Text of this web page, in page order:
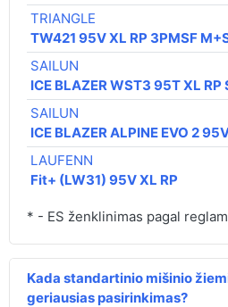
TRIANGLE
TW421 95V XL RP 3PMSF
SAILUN
ICE BLAZER WST3 95T XL RP
SAILUN
ICE BLAZER ALPINE EVO 2
LAUFENN
Fit+ (LW31) 95V XL RP
* - ES ženklinimas pagal
Kada standartinio mišinio
geriausias pasirinkimas?